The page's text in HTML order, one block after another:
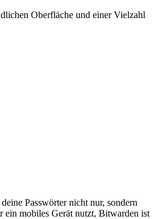
Oberfläche und einer Vielzahl
Passwörter nicht nur, sondern
ein mobiles Gerät nutzt, Bitwarden ist